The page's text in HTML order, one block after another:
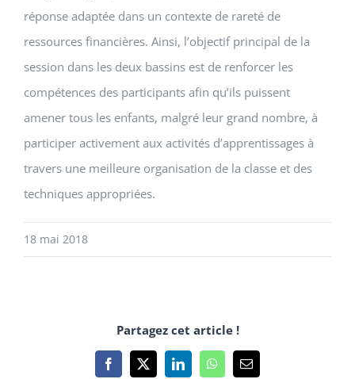
réponse adaptée dans un contexte de rareté de
ressources financières. Ainsi, l’objectif principal de la
session dans les deux bassins est de renforcer les
compétences des participants afin qu’ils puissent
amener tous les enfants, malgré leur grand nombre, à
participer activement aux activités d’apprentissages à
travers une meilleure organisation de la classe et des
techniques appropriées.
18 mai 2018
Partagez cet article !
Facebook
X LinkedInWhatsApp
Email